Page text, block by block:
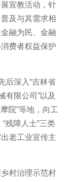
宣教活动，针
及与其需求相
金融为民、 金融
费者权益保护
后深入“吉林省
有限公司”以及
院”等地，向工
残障人士”三类
老工业宣传主
村治理示范村